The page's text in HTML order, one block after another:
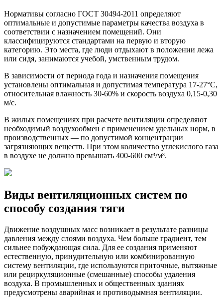
Нормативы согласно ГОСТ 30494-2011 определяют
оптимальные и допустимые параметры качества воздуха в
соответствии с назначением помещений. Они
классифицируются стандартами на первую и вторую
категорию. Это места, где люди отдыхают в положении лежа
или сидя, занимаются учебой, умственным трудом.
В зависимости от периода года и назначения помещения
установлены оптимальная и допустимая температура 17-27°С,
относительная влажность 30-60% и скорость воздуха 0,15-0,30
м/с.
В жилых помещениях при расчете вентиляции определяют
необходимый воздухообмен с применением удельных норм, в
производственных — по допустимой концентрации
загрязняющих веществ. При этом количество углекислого газа
в воздухе не должно превышать 400-600 см³/м³.
Виды вентиляционных систем по
способу создания тяги
Движение воздушных масс возникает в результате разницы
давления между слоями воздуха. Чем больше градиент, тем
сильнее побуждающая сила. Для ее создания применяют
естественную, принудительную или комбинированную
систему вентиляции, где используются приточные, вытяжные
или рециркуляционные (смешанные) способы удаления
воздуха. В промышленных и общественных зданиях
предусмотрены аварийная и противодымная вентиляции.